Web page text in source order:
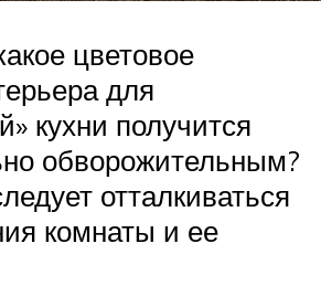
цветовое
для
кухни получится
обворожительным?
отталкиваться
комнаты и ее